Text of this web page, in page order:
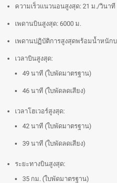
ความเร็วแนวนอนสูงสุด: 21 ม./วินาที
เพดานบินสูงสุด: 6000 ม.
เพดานปฏิบัติการสูงสุดพร้อมน้ำหนักบ
เวลาบินสูงสุด:
49 นาที (ใบพัดมาตรฐาน)
46 นาที (ใบพัดลดเสียง)
เวลาโฮเวอร์สูงสุด:
42 นาที (ใบพัดมาตรฐาน)
39 นาที (ใบพัดลดเสียง)
ระยะทางบินสูงสุด:
35 กม. (ใบพัดมาตรฐาน)